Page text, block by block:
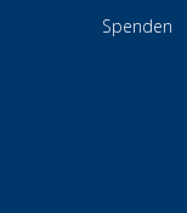
Spenden